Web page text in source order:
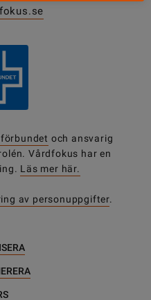
och ansvarig
Vårdfokus har en
Läs mer här.
av personuppgifter.